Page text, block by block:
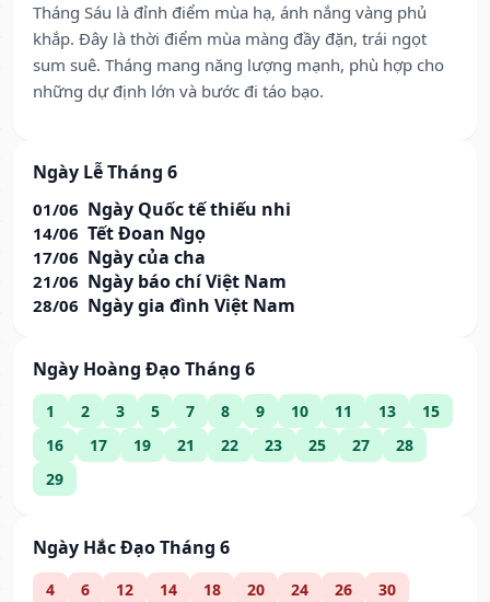
Tháng Sáu là đỉnh điểm mùa hạ, ánh nắng vàng phủ
khắp. Đây là thời điểm mùa màng đầy đặn, trái ngọt
sum suê. Tháng mang năng lượng mạnh, phù hợp cho
những dự định lớn và bước đi táo bạo.
Ngày Lễ Tháng 6
01/06 Ngày Quốc tế thiếu nhi
14/06 Tết Đoan Ngọ
17/06 Ngày của cha
21/06 Ngày báo chí Việt Nam
28/06 Ngày gia đình Việt Nam
Ngày Hoàng Đạo Tháng 6
1 2 3 5 7 8 9 10 11 13
15
16
17 19 21 22 23 25 27
28
29
Ngày Hắc Đạo Tháng 6
4 6 12 14 18 20 24 26 30